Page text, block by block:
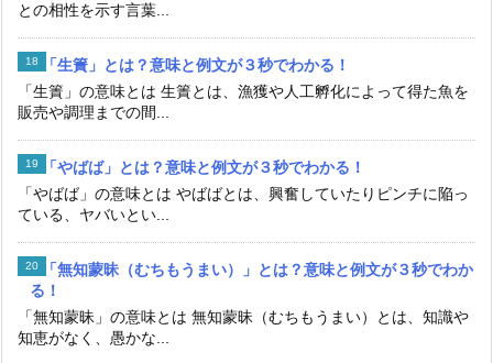
との相性を示す言葉...
「生簀」とは？意味と例文が３秒でわかる！
「生簀」の意味とは 生簀とは、漁獲や人工孵化によって得た魚を
販売や調理までの間...
「やばば」とは？意味と例文が３秒でわかる！
「やばば」の意味とは やばばとは、興奮していたりピンチに陥っ
ている、ヤバいとい...
「無知蒙昧（むちもうまい）」とは？意味と例文が３秒でわか
る！
「無知蒙昧」の意味とは 無知蒙昧（むちもうまい）とは、知識や
知恵がなく、愚かな...